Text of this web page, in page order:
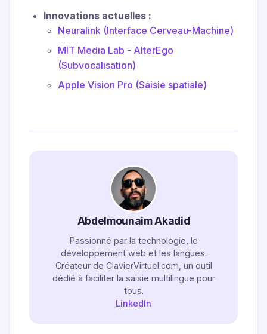
Innovations actuelles :
Neuralink (Interface Cerveau-Machine)
MIT Media Lab - AlterEgo
(Subvocalisation)
Apple Vision Pro (Saisie spatiale)
Abdelmounaim Akadid
Passionné par la technologie, le
développement web et les langues.
Créateur de ClavierVirtuel.com, un outil
dédié à faciliter la saisie multilingue pour
tous.
LinkedIn